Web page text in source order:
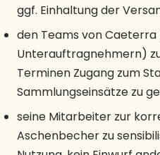
ggf. Einhaltung der
den Teams von
Unterauftragnehmern)
Terminen Zugang zum
Sammlungseinsätze zu
seine Mitarbeiter zur
Aschenbecher zu